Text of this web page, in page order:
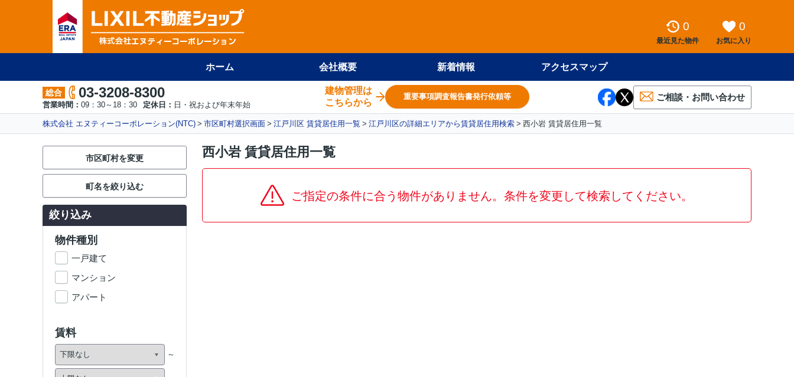
0
最近見た物件
0
お気に入り
ホーム 会社概要 新着情報 アクセスマップ
総合 03-3208-8300
営業時間： 09：30～18：30 定休日： 日・祝および年末年始
建物管理は
こちらから
重要事項調査報告書発行依頼等 ご相談・お問い合わせ
株式会社 エヌティーコーポレーション(NTC) 市区町村選択画面 江戸川区 賃貸居住用一覧 江戸川区の詳細エリアから賃貸居住用検索 西小岩 賃貸居住用一覧
西小岩 賃貸居住用一覧
ご指定の条件に合う物件がありません。条件を変更して検索してください。
市区町村を変更
町名を絞り込む
絞り込み
物件種別
一戸建て
マンション
アパート
賃料